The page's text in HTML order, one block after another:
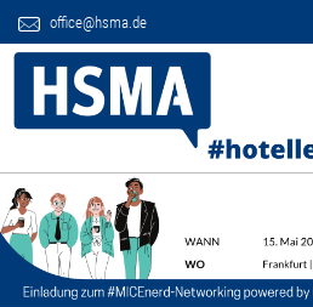
office@hsma.de